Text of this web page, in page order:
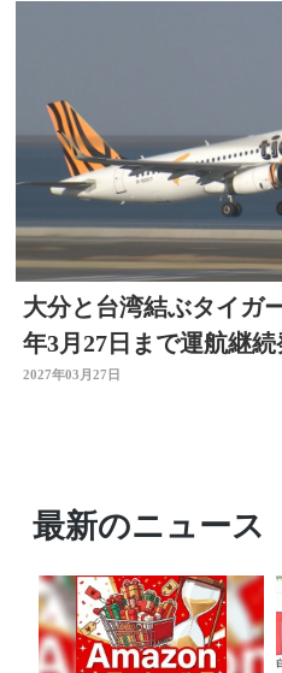
大分と台湾結ぶタイガ
年3月27日まで運航継
維持
2027年03月27日
最新のニュース